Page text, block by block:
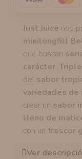
Just Juice nos
minilongfill
que buscan
carácter.
del sabor
variedades de
crear un sabor
lleno de
con un frescor
Ver